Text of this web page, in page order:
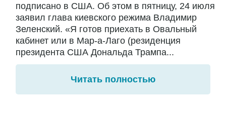
подписано в США. Об этом в пятницу, 24 июля
заявил глава киевского режима Владимир
Зеленский. «Я готов приехать в Овальный
кабинет или в Мар-а-Лаго (резиденция
президента США Дональда Трампа...
Читать полностью